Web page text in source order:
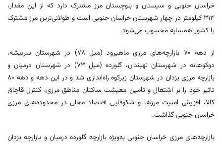
خراسان جنوبی و سیستان و بلوچستان مرز مشترک دارد که از این مقدار،
۳۱۳ کیلومتر در چهار شهرستان خراسان جنوبی است و طولانی‌ترین مرز مشترک
با کشور همسایه محسوب می‌شود.
از دهه ۷۰ بازارچه‌های مرزی ماهیرود (میل ۷۸) در شهرستان سربیشه،
دوکوهانه در شهرستان نهبندان، گلورده (میل ۷۳) در شهرستان درمیان و
بازارچه مرزی یزدان در شهرستان زیرکوه راه‌اندازی شد و در این دهه و دهه ۸۰
تاثیر خود را بر اشتغال و تامین معیشت ساکنان مناطق مرزی، کنترل قاچاق
کالا، افزایش امنیت مرزها و شکوفایی اقتصاد محلی در محدوده‌های مرزی
خراسان جنوبی گذاشت.
بازارچه‌های مرزی خراسان جنوبی به‌ویژه بازارچه گلورده درمیان و بازارچه یزدان